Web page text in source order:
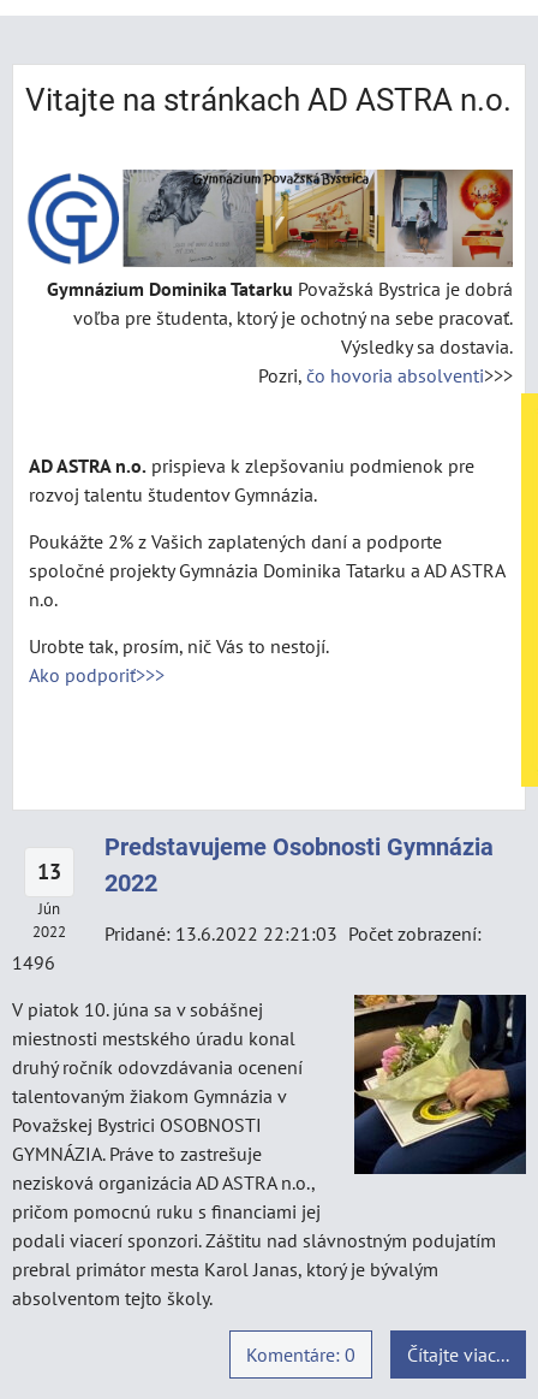
Vitajte na stránkach AD ASTRA n.o.
Gymnázium Dominika Tatarku Považská Bystrica je dobrá
voľba pre študenta, ktorý je ochotný na sebe pracovať.
Výsledky sa dostavia.
Pozri, čo hovoria absolventi>>>
AD ASTRA n.o. prispieva k zlepšovaniu podmienok pre
rozvoj talentu študentov Gymnázia.
Poukážte 2% z Vašich zaplatených daní a podporte
spoločné projekty Gymnázia Dominika Tatarku a AD ASTRA
n.o.
Urobte tak, prosím, nič Vás to nestojí.
Ako podporiť>>>
13
Jún
2022
Predstavujeme Osobnosti Gymnázia
2022
Pridané: 13.6.2022 22:21:03 Počet zobrazení:
1496
V piatok 10. júna sa v sobášnej
miestnosti mestského úradu konal
druhý ročník odovzdávania ocenení
talentovaným žiakom Gymnázia v
Považskej Bystrici OSOBNOSTI
GYMNÁZIA. Práve to zastrešuje
nezisková organizácia AD ASTRA n.o.,
pričom pomocnú ruku s financiami jej
podali viacerí sponzori. Záštitu nad slávnostným podujatím
prebral primátor mesta Karol Janas, ktorý je bývalým
absolventom tejto školy.
Čítajte viac...
Komentáre: 0